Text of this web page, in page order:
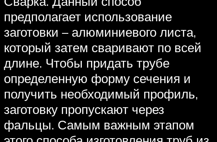
предполагает использование
заготовки – алюминиевого листа,
который затем сваривают по всей
длине. Чтобы придать трубе
определенную форму сечения и
получить необходимый профиль,
заготовку пропускают через
фальцы. Самым важным этапом